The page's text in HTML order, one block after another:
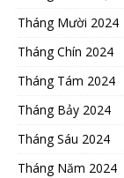
Tháng Mười 2024
Tháng Chín 2024
Tháng Tám 2024
Tháng Bảy 2024
Tháng Sáu 2024
Tháng Năm 2024